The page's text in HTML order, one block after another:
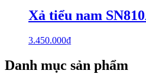
Xả tiểu nam
3.450.000₫
Danh mục sản phẩm